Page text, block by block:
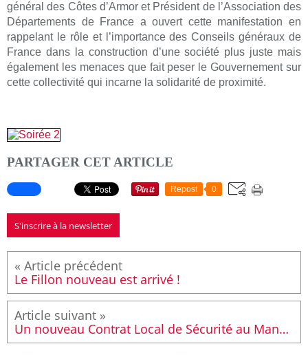
général des Côtes d’Armor et Président de l’Association des
Départements de France a ouvert cette manifestation en
rappelant le rôle et l’importance des Conseils généraux de
France dans la construction d’une société plus juste mais
également les menaces que fait peser le Gouvernement sur
cette collectivité qui incarne la solidarité de proximité.
PARTAGER CET ARTICLE
Repost 0
S'inscrire à la newsletter
Le Fillon nouveau est arrivé !
Un nouveau Contrat Local de Sécurité au Mans pour 2011